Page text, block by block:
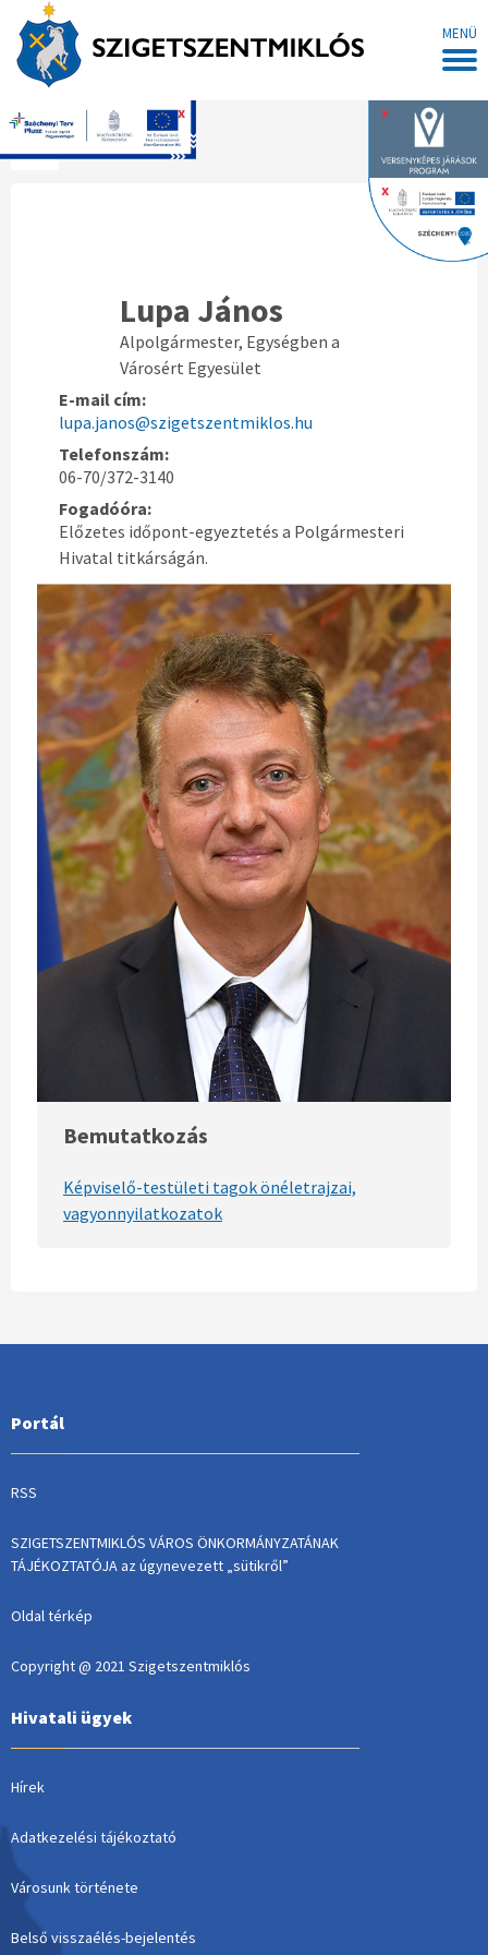
MENÜ
x
x
x
Főoldal
Lupa János
Alpolgármester, Egységben a
Városért Egyesület
E-mail cím:
lupa.janos@szigetszentmiklos.hu
Telefonszám:
06-70/372-3140
Fogadóóra:
Előzetes időpont-egyeztetés a Polgármesteri
Hivatal titkárságán.
Bemutatkozás
Képviselő-testületi tagok önéletrajzai,
vagyonnyilatkozatok
Portál
RSS
SZIGETSZENTMIKLÓS VÁROS ÖNKORMÁNYZATÁNAK
TÁJÉKOZTATÓJA az úgynevezett „sütikről”
Oldal térkép
Copyright @ 2021 Szigetszentmiklós
Hivatali ügyek
Hírek
Adatkezelési tájékoztató
Városunk története
Belső visszaélés-bejelentés